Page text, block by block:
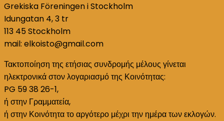
Grekiska Föreningen i Stockholm
Idungatan 4, 3 tr
113 45 Stockholm
mail: elkoisto@gmail.com
Τακτοποίηση της ετήσιας συνδρομής μέλους γίνεται
ηλεκτρονικά στον λογαριασμό της Κοινότητας:
PG 59 38 26-1,
ή στην Γραμματεία,
ή στην Κοινότητα το αργότερο μέχρι την ημέρα των εκλογών.